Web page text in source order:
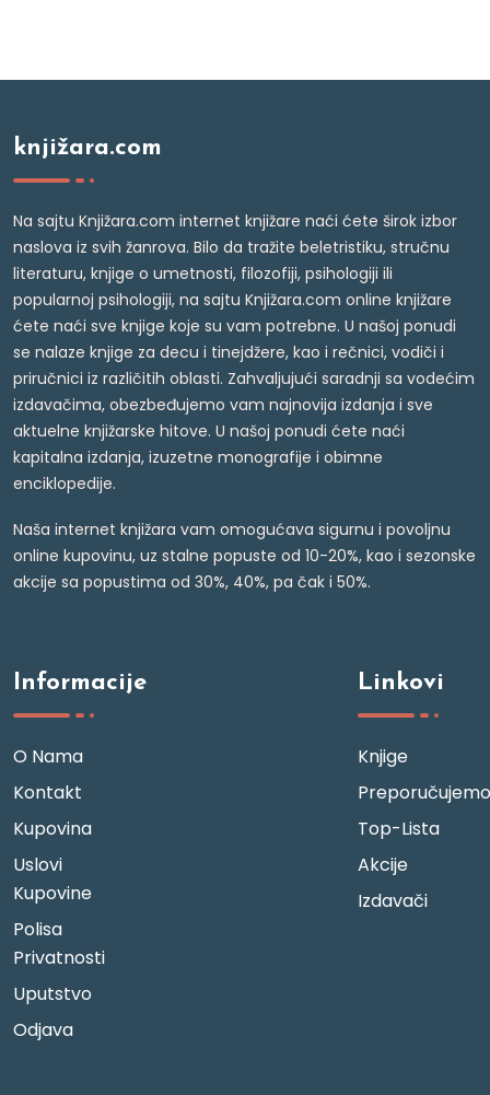
knjižara.com
Na sajtu Knjižara.com internet knjižare naći ćete širok izbor
naslova iz svih žanrova. Bilo da tražite beletristiku, stručnu
literaturu, knjige o umetnosti, filozofiji, psihologiji ili
popularnoj psihologiji, na sajtu Knjižara.com online knjižare
ćete naći sve knjige koje su vam potrebne. U našoj ponudi
se nalaze knjige za decu i tinejdžere, kao i rečnici, vodiči i
priručnici iz različitih oblasti. Zahvaljujući saradnji sa vodećim
izdavačima, obezbeđujemo vam najnovija izdanja i sve
aktuelne knjižarske hitove. U našoj ponudi ćete naći
kapitalna izdanja, izuzetne monografije i obimne
enciklopedije.
Naša internet knjižara vam omogućava sigurnu i povoljnu
online kupovinu, uz stalne popuste od 10-20%, kao i sezonske
akcije sa popustima od 30%, 40%, pa čak i 50%.
Informacije
O Nama
Kontakt
Kupovina
Uslovi
Kupovine
Polisa
Privatnosti
Uputstvo
Odjava
Linkovi
Knjige
Preporučujemo
Top-Lista
Akcije
Izdavači